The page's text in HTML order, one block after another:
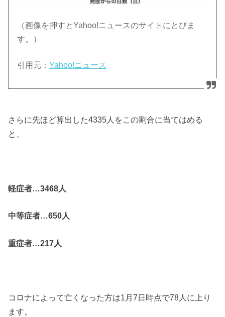
（画像を押すとYahoo!ニュースのサイトにとびま
す。）
引用元：Yahoo!ニュース
さらに先ほど算出した4335人をこの割合に当てはめる
と、
軽症者…3468人
中等症者…650人
重症者…217人
コロナによって亡くなった方は1月7日時点で78人に上り
ます。